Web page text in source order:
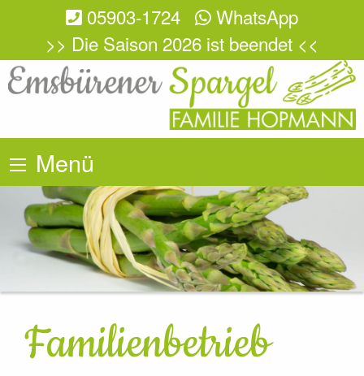
05903-1724
WhatsApp
>> Die Saison 2026 ist beendet <<
Menü
Familienbetrieb